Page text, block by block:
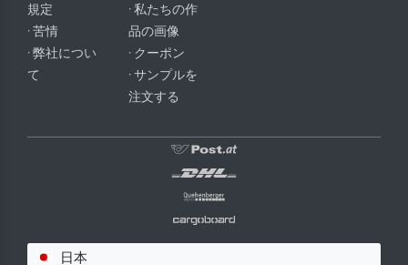
規定
· 苦情
· 弊社につい
て
· 私たちの作
品の画像
· クーポン
· サンプルを
注文する
日本